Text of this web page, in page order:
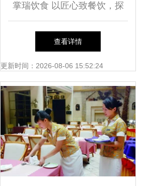
掌瑞饮食 以匠心致餐饮，探
索企业管理服务的深层智慧
查看详情
更新时间：2026-08-06 15:52:24